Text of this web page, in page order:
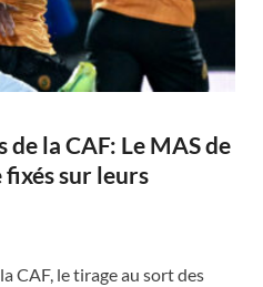
de la CAF: Le MAS de
fixés sur leurs
CAF, le tirage au sort des